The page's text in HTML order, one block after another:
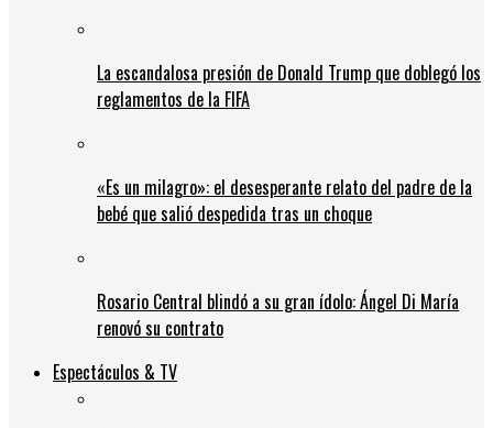
La escandalosa presión de Donald Trump que doblegó los
reglamentos de la FIFA
«Es un milagro»: el desesperante relato del padre de la
bebé que salió despedida tras un choque
Rosario Central blindó a su gran ídolo: Ángel Di María
renovó su contrato
Espectáculos & TV